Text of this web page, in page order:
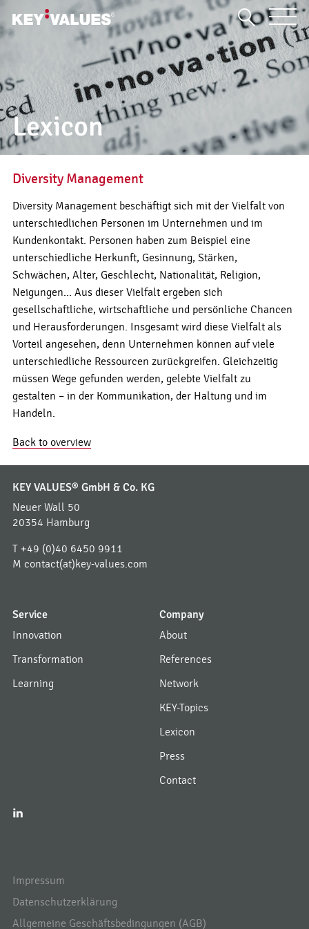
Lexicon
Diversity Management
Diversity Management beschäftigt sich mit der Vielfalt von
unterschiedlichen Personen im Unternehmen und im
Kundenkontakt. Personen haben zum Beispiel eine
unterschiedliche Herkunft, Gesinnung, Stärken,
Schwächen, Alter, Geschlecht, Nationalität, Religion,
Neigungen… Aus dieser Vielfalt ergeben sich
gesellschaftliche, wirtschaftliche und persönliche Chancen
und Herausforderungen. Insgesamt wird diese Vielfalt als
Vorteil angesehen, denn Unternehmen können auf viele
unterschiedliche Ressourcen zurückgreifen. Gleichzeitig
müssen Wege gefunden werden, gelebte Vielfalt zu
gestalten – in der Kommunikation, der Haltung und im
Handeln.
Back to overview
KEY VALUES® GmbH & Co. KG
Neuer Wall 50
20354 Hamburg
T +49 (0)40 6450 9911
M contact(at)key-values.com
Service
Innovation
Transformation
Learning
Company
About
References
Network
KEY-Topics
Lexicon
Press
Contact
I
Impressum
Datenschutzerklärung
Allgemeine Geschäftsbedingungen (AGB)